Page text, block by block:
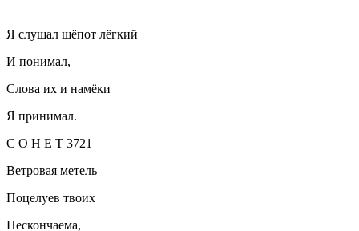
Я слушал шёпот лёгкий
И понимал,
Слова их и намёки
Я принимал.
С О Н Е Т 3721
Ветровая метель
Поцелуев твоих
Нескончаема,